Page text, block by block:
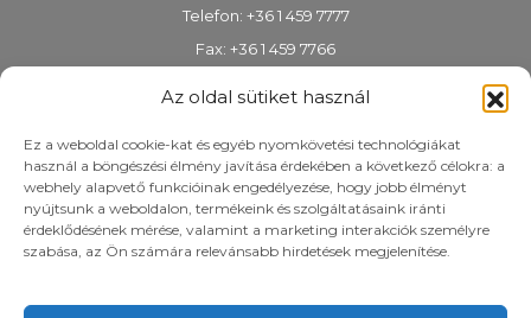
Az oldal sütiket használ
Ez a weboldal cookie-kat és egyéb nyomkövetési technológiákat
használ a böngészési élmény javítása érdekében a következő célokra: a
webhely alapvető funkcióinak engedélyezése, hogy jobb élményt
nyújtsunk a weboldalon, termékeink és szolgáltatásaink iránti
érdeklődésének mérése, valamint a marketing interakciók személyre
szabása, az Ön számára relevánsabb hirdetések megjelenítése.
Telefon: +36 1 459 7777
Fax: +36 1 459 7766